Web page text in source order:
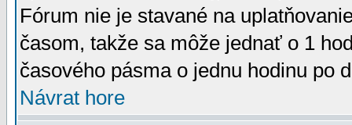
Fórum nie je stavané na
časom, takže sa môže jednať o 1
časového pásma o jednu hodinu po
Návrat hore